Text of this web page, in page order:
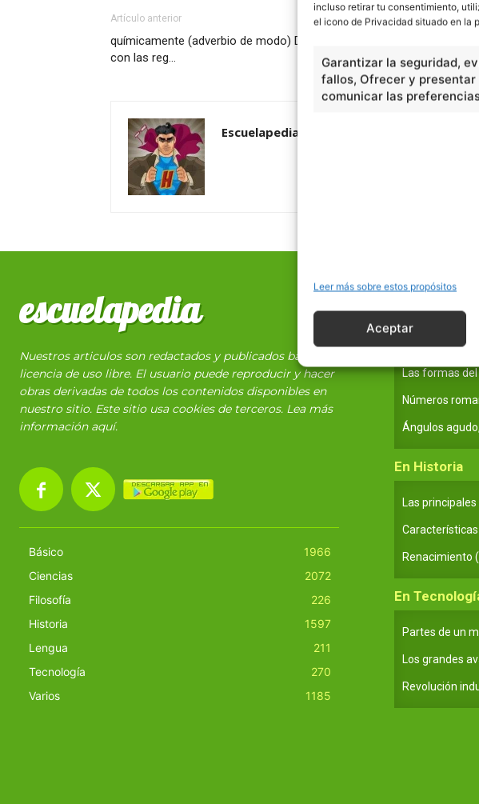
incluso retirar tu consentimiento,
el icono de Privacidad situado en la
Garantizar la seguridad,
fallos, Ofrecer y
comunicar las
Leer más sobre estos propósitos
Aceptar
Artículo anterior
químicamente (adverbio de modo) De acuerdo
con las reg…
Escuelapedia
escuelapedia
Nuestros articulos son redactados y publicados bajo
licencia de uso libre. El usuario puede reproducir y hacer
obras derivadas de todos los contenidos disponibles en
nuestro sitio. Este sitio usa cookies de terceros. Lea más
información aquí.
Básico
1966
Ciencias
2072
Filosofía
226
Historia
1597
Lengua
211
Tecnología
270
Varios
1185
En Básico
Las formas
Números
Ángulos
En Historia
Las principales
Características
Renacimiento
En
Partes de un
Los grandes
Revolución